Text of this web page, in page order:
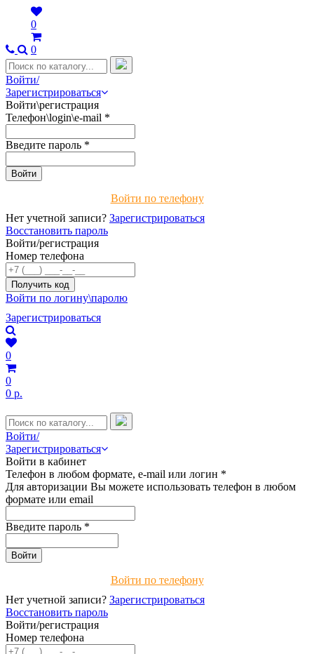
0
0
Войти/
Зарегистрироваться
Войти\регистрация
Телефон\login\e-mail *
Введите пароль *
Войти по телефону
Нет учетной записи? Зарегистрироваться
Восстановить пароль
Войти/регистрация
Номер телефона
Войти по логину\паролю
Зарегистрироваться
0
0
0 р.
Войти/
Зарегистрироваться
Войти в кабинет
Телефон в любом формате, e-mail или логин *
Для авторизации Вы можете использовать телефон в любом
формате или email
Введите пароль *
Войти по телефону
Нет учетной записи? Зарегистрироваться
Восстановить пароль
Войти/регистрация
Номер телефона